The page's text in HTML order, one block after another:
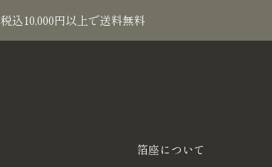
税込10,000円以上で送料無料
箔座について